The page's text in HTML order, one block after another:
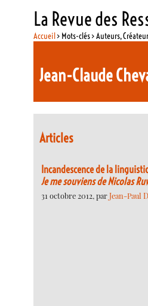
La Revue des
Accueil> Mots-clés > Auteurs,
Jean-Claude
Articles
Incandescence de la
Je me souviens de Nicolas
31 octobre 2012, parJean-Paul